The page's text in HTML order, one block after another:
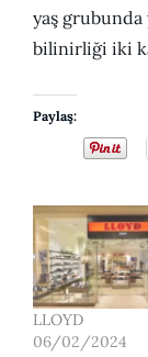
yaş grubunda
bilinirliği iki
Paylaş:
LLOYD
06/02/2024